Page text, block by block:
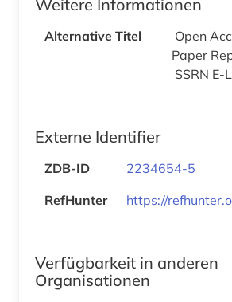
Weitere Informationen
Alternative Titel
Open
Paper
SSRN E-
Externe Identifier
ZDB-ID
2234654-5
RefHunter
https://
Verfügbarkeit in anderen
Organisationen